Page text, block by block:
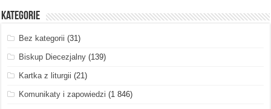
Kategorie
Bez kategorii (31)
Biskup Diecezjalny (139)
Kartka z liturgii (21)
Komunikaty i zapowiedzi (1 846)